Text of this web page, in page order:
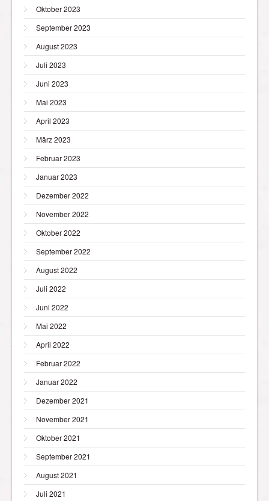
Oktober 2023
September 2023
August 2023
Juli 2023
Juni 2023
Mai 2023
April 2023
März 2023
Februar 2023
Januar 2023
Dezember 2022
November 2022
Oktober 2022
September 2022
August 2022
Juli 2022
Juni 2022
Mai 2022
April 2022
Februar 2022
Januar 2022
Dezember 2021
November 2021
Oktober 2021
September 2021
August 2021
Juli 2021